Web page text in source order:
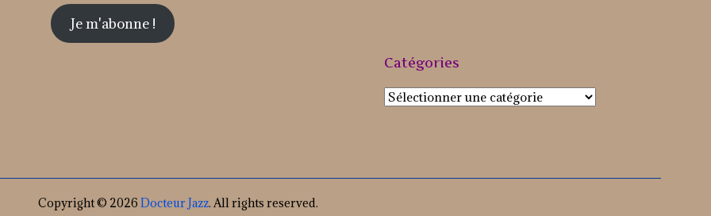
Je m'abonne !
Catégories
Catégories
Copyright © 2026 Docteur Jazz. All rights reserved.